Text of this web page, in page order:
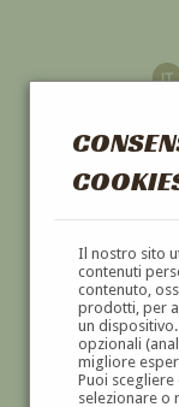
Il nostro sito
contenuti
contenuto,
prodotti, per
un
opzionali
migliore
Puoi
selezionare o